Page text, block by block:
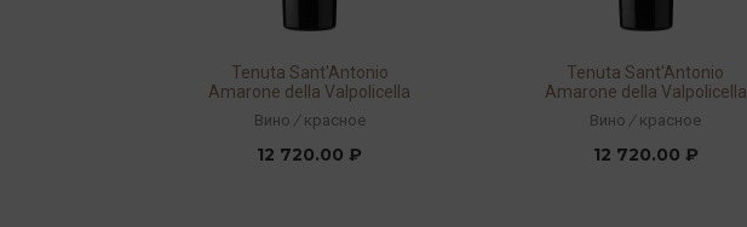
Tenuta Sant'Antonio
Amarone della Valpolicella
Campo Dei Gigli DOCG
2017 15,5% 0,75л
Вино / красное
12 720.00 ₽
Tenuta Sant'Antonio
Amarone della Valpolicella
Campo Dei Gigli DOCG
2018 15,5% 0,75л
Вино / красное
12 720.00 ₽